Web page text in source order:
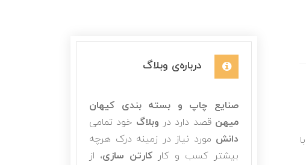
درباره‌ی وبلاگ
صنایع چاپ و بسته بندی کیهان
میهن قصد دارد در وبلاگ خود تمامی
دانش مورد نیاز در زمینه درک هرچه
بیشتر کسب و کار کارتن سازی، از